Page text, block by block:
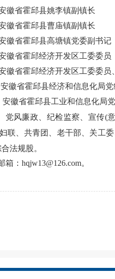
徽省霍邱县姚李镇副镇长
徽省霍邱县曹庙镇副镇长
徽省霍邱县高塘镇党委副书记
徽省霍邱经济开发区工委委员
徽省霍邱经济开发区工委委
徽省霍邱县经济和信息化局
霍邱县工业和信息化局党
党风廉政、纪检监察、宣传(
联、共青团、老干部、关工
法规股。
箱：hqjw13@126.com。